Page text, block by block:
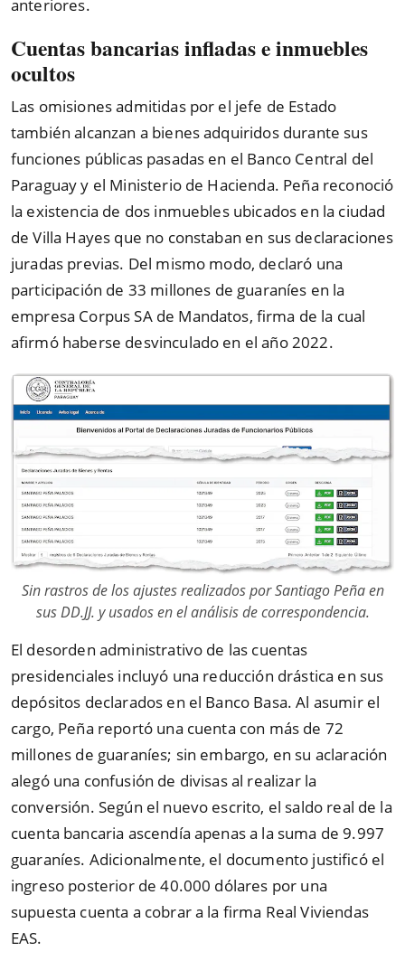
anteriores.
Cuentas bancarias infladas e inmuebles
ocultos
Las omisiones admitidas por el jefe de Estado
también alcanzan a bienes adquiridos durante sus
funciones públicas pasadas en el Banco Central del
Paraguay y el Ministerio de Hacienda. Peña reconoció
la existencia de dos inmuebles ubicados en la ciudad
de Villa Hayes que no constaban en sus declaraciones
juradas previas. Del mismo modo, declaró una
participación de 33 millones de guaraníes en la
empresa Corpus SA de Mandatos, firma de la cual
afirmó haberse desvinculado en el año 2022.
Sin rastros de los ajustes realizados por Santiago Peña en
sus DD.JJ. y usados en el análisis de correspondencia.
El desorden administrativo de las cuentas
presidenciales incluyó una reducción drástica en sus
depósitos declarados en el Banco Basa. Al asumir el
cargo, Peña reportó una cuenta con más de 72
millones de guaraníes; sin embargo, en su aclaración
alegó una confusión de divisas al realizar la
conversión. Según el nuevo escrito, el saldo real de la
cuenta bancaria ascendía apenas a la suma de 9.997
guaraníes. Adicionalmente, el documento justificó el
ingreso posterior de 40.000 dólares por una
supuesta cuenta a cobrar a la firma Real Viviendas
EAS.